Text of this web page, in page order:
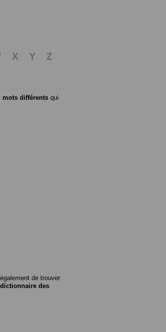
X Y
Z
mots différents qui
de trouver
dictionnaire des